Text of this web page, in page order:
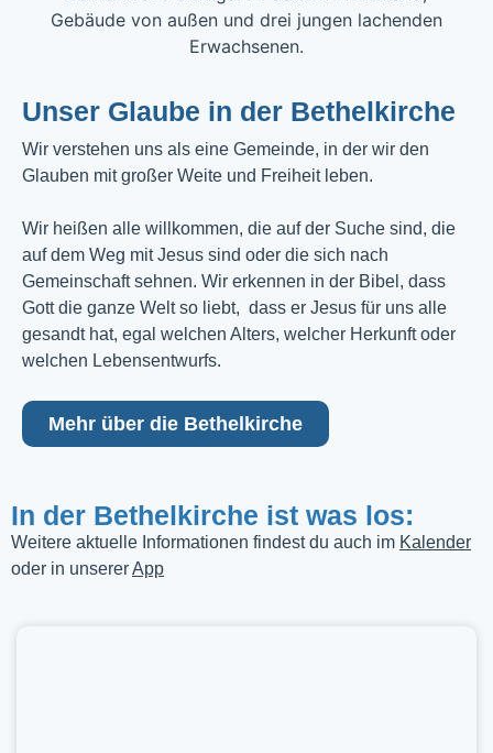
Unser Glaube in der Bethelkirche
Wir verstehen uns als eine Gemeinde, in der wir den
Glauben mit großer Weite und Freiheit leben.
Wir heißen alle willkommen, die auf der Suche sind, die
auf dem Weg mit Jesus sind oder die sich nach
Gemeinschaft sehnen. Wir erkennen in der Bibel, dass
Gott die ganze Welt so liebt, dass er Jesus für uns alle
gesandt hat, egal welchen Alters, welcher Herkunft oder
welchen Lebensentwurfs.
Mehr über die Bethelkirche
In der Bethelkirche ist was los:
Weitere aktuelle Informationen findest du auch im Kalender
oder in unsererApp